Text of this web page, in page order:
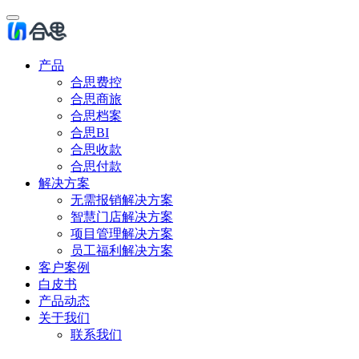
产品
合思费控
合思商旅
合思档案
合思BI
合思收款
合思付款
解决方案
无需报销解决方案
智慧门店解决方案
项目管理解决方案
员工福利解决方案
客户案例
白皮书
产品动态
关于我们
联系我们